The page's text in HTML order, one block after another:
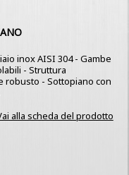
inox AISI 304 - Gambe
- Struttura
robusto - Sottopiano con
alla scheda del prodotto